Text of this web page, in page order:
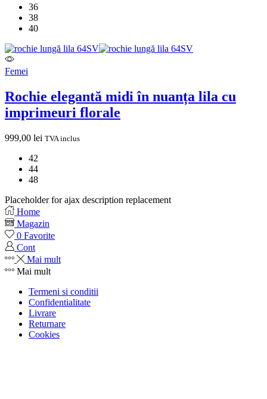
36
38
40
Femei
Rochie elegantă midi în nuanța lila cu
imprimeuri florale
999,00 lei TVA inclus
42
44
48
Placeholder for ajax description replacement
Home
Magazin
0 Favorite
Cont
Mai mult
Mai mult
Termeni si conditii
Confidentialitate
Livrare
Returnare
Cookies